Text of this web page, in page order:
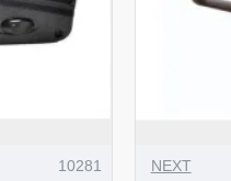
10281 NEXT